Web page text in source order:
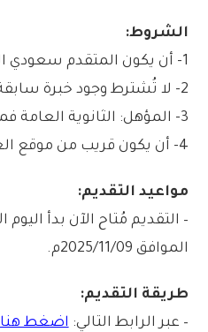
الشروط:
1- أن يكون المتقدم سعودي الجنسية.
2- لا تُشترط وجود خبرة سابقة.
3- المؤهل: الثانوية العامة فما فوق.
4- أن يكون قريب من موقع العمل.
مواعيد التقديم:
الموافق 2025/11/09م.
طريقة التقديم:
– عبر الرابط التالي: اضغط هنا